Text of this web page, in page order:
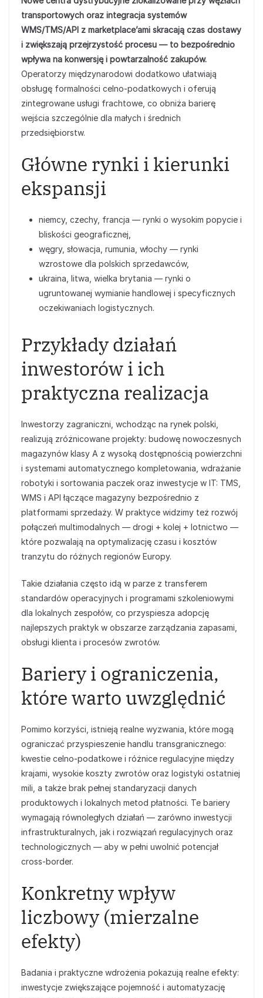
transportowych oraz integracja systemów
WMS/TMS/API z marketplace’ami skracają czas dostawy
i zwiększają przejrzystość procesu — to bezpośrednio
wpływa na konwersję i powtarzalność zakupów.
Operatorzy międzynarodowi dodatkowo ułatwiają
obsługę formalności celno‑podatkowych i oferują
zintegrowane usługi frachtowe, co obniża barierę
wejścia szczególnie dla małych i średnich
przedsiębiorstw.
Główne rynki i kierunki
ekspansji
niemcy, czechy, francja — rynki o wysokim popycie i
bliskości geograficznej,
węgry, słowacja, rumunia, włochy — rynki
wzrostowe dla polskich sprzedawców,
ukraina, litwa, wielka brytania — rynki o
ugruntowanej wymianie handlowej i specyficznych
oczekiwaniach logistycznych.
Przykłady działań
inwestorów i ich
praktyczna realizacja
Inwestorzy zagraniczni, wchodząc na rynek polski,
realizują zróżnicowane projekty: budowę nowoczesnych
magazynów klasy A z wysoką dostępnością powierzchni
i systemami automatycznego kompletowania, wdrażanie
robotyki i sortowania paczek oraz inwestycje w IT: TMS,
WMS i API łączące magazyny bezpośrednio z
platformami sprzedaży. W praktyce widzimy też rozwój
połączeń multimodalnych — drogi + kolej + lotnictwo —
które pozwalają na optymalizację czasu i kosztów
tranzytu do różnych regionów Europy.
Takie działania często idą w parze z transferem
standardów operacyjnych i programami szkoleniowymi
dla lokalnych zespołów, co przyspiesza adopcję
najlepszych praktyk w obszarze zarządzania zapasami,
obsługi klienta i procesów zwrotów.
Bariery i ograniczenia,
które warto uwzględnić
Pomimo korzyści, istnieją realne wyzwania, które mogą
ograniczać przyspieszenie handlu transgranicznego:
kwestie celno‑podatkowe i różnice regulacyjne między
krajami, wysokie koszty zwrotów oraz logistyki ostatniej
mili, a także brak pełnej standaryzacji danych
produktowych i lokalnych metod płatności. Te bariery
wymagają równoległych działań — zarówno inwestycji
infrastrukturalnych, jak i rozwiązań regulacyjnych oraz
technologicznych — aby w pełni uwolnić potencjał
cross‑border.
Konkretny wpływ
liczbowy (mierzalne
efekty)
Badania i praktyczne wdrożenia pokazują realne efekty:
inwestycje zwiększające pojemność i automatyzację